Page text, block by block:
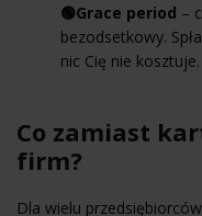
🟢Grace period –
bezodsetkowy.
nic Cię nie kosztuje.
Co zamiast
firm?
Dla wielu